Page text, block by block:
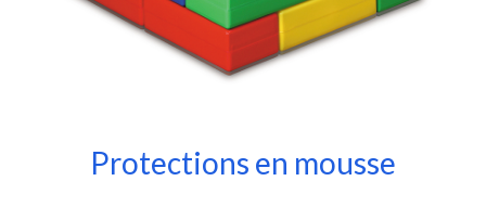
Protections en mousse